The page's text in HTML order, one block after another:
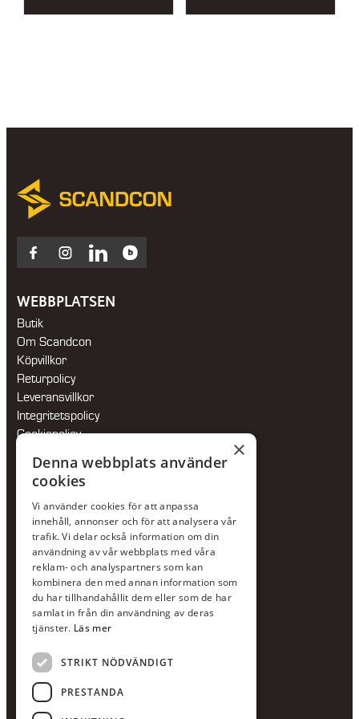
Facebook
Instagram
LinkedInBlocket
WEBBPLATSEN
Butik
Om Scandcon
Köpvillkor
Returpolicy
Leveransvillkor
Integritetspolicy
Cookiepolicy
Jour:073-36 88 87 0
Växel:020-120 29 00
E-post:info@scandcon.se
BESÖKSADRESS
Backagårdsgatan 9
511 57 Kinna
UPPGIFTER
Orgnummer
559375-8161
×
Denna webbplats använder
cookies
Vi använder cookies för att anpassa
innehåll, annonser och för att analysera vår
trafik. Vi delar också information om din
användning av vår webbplats med våra
reklam- och analyspartners som kan
kombinera den med annan information som
du har tillhandahållit dem eller som de har
samlat in från din användning av deras
tjänster. Läs mer
STRIKT NÖDVÄNDIGT
PRESTANDA